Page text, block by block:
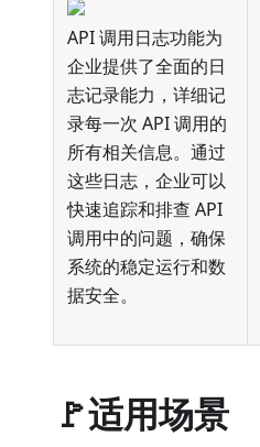
API 调用日志功能为
企业提供了全面的日
志记录能力，详细记
录每一次 API 调用的
所有相关信息。通过
这些日志，企业可以
快速追踪和排查 API
调用中的问题，确保
系统的稳定运行和数
据安全。
🚩适用场景